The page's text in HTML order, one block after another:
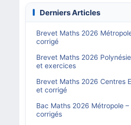
Derniers Articles
Brevet Maths 2026
corrigé
Brevet Maths 2026
et exercices
Brevet Maths 2026 Centres
et corrigé
Bac Maths 2026 Métropole –
corrigés